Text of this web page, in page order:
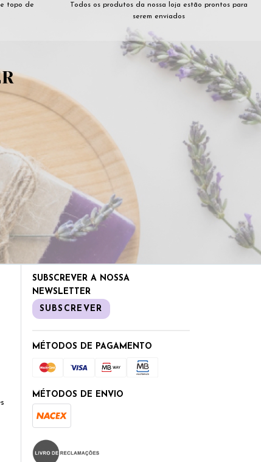
topo de
Todos os produtos da nossa loja estão prontos para
serem enviados
SUBSCREVER A NOSSA
NEWSLETTER
SUBSCREVER
MÉTODOS DE PAGAMENTO
MÉTODOS DE ENVIO